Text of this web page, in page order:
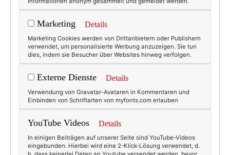
Marketing Details
Marketing Cookies werden von Drittanbietern oder Publishern
verwendet, um personalisierte Werbung anzuzeigen. Sie tun
dies, indem sie Besucher über Websites hinweg verfolgen.
Externe Dienste Details
Verwendung von Gravatar-Avataren in Kommentaren und
Einbinden von Schriftarten von myfonts.com erlauben
YouTube Videos Details
In einigen Beiträgen auf unserer Seite sind YouTube-Videos
eingebunden. Hierbei wird eine 2-Klick-Lösung verwendet, d.